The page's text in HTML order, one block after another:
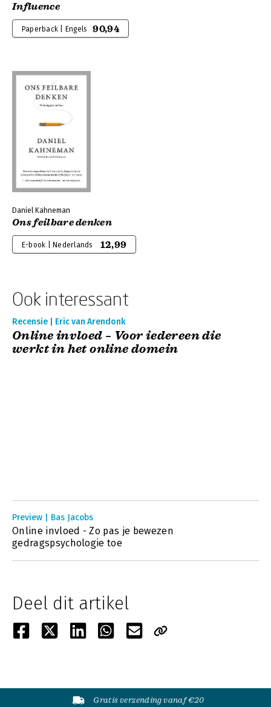
Influence
Paperback | Engels 90,94
Daniel Kahneman
Ons feilbare denken
E-book | Nederlands 12,99
Ook interessant
Recensie | Eric van Arendonk
Online invloed – Voor iedereen die
werkt in het online domein
Preview | Bas Jacobs
Online invloed - Zo pas je bewezen
gedragspsychologie toe
Deel dit artikel
Gratis verzending vanaf €20